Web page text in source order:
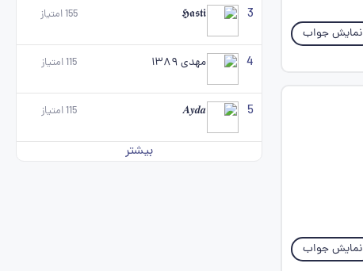
نمایش جواب
نمایش جواب
3
𝕳𝖆𝖘𝖙𝖎
155امتیاز
4 مهدی ۱۳۸۹ 115امتیاز
5
𝑨𝒚𝒅𝒂
115امتیاز
بیشتر